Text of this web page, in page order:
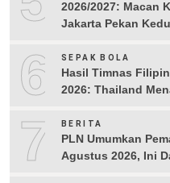
2026/2027: Macan
Jakarta Pekan
6 SEPAK BOLA
Hasil Timnas
2026: Thailand
7 BERITA
PLN Umumkan
Agustus 2026, Ini